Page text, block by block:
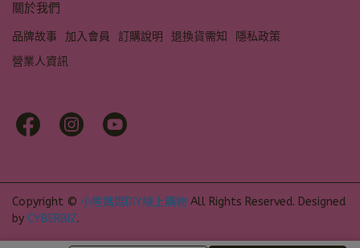
關於我們
品牌故事 加入會員 訂購說明 退換貨需知
隱私政策
營業人資訊
Copyright © 小熊媽媽DIY線上購物 All Rights Reserved. Designed
by CYBERBIZ.